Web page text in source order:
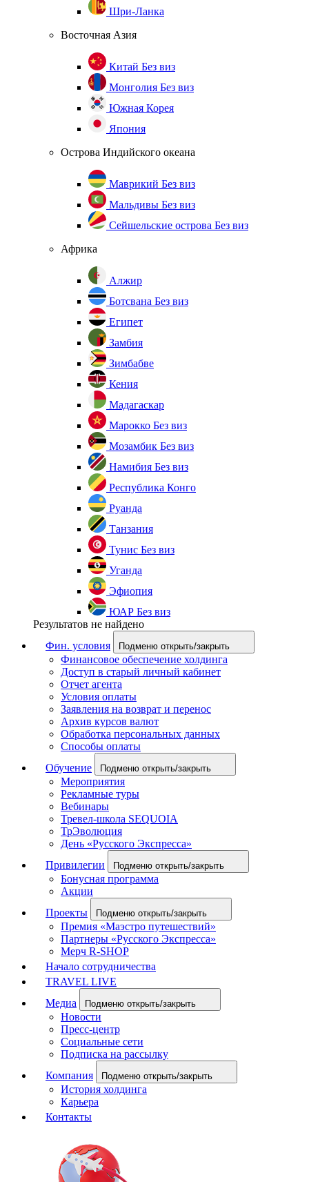
Шри-Ланка
Восточная Азия
Китай Без виз
Монголия Без виз
Южная Корея
Япония
Острова Индийского океана
Маврикий Без виз
Мальдивы Без виз
Сейшельские острова Без виз
Африка
Алжир
Ботсвана Без виз
Египет
Замбия
Зимбабве
Кения
Мадагаскар
Марокко Без виз
Мозамбик Без виз
Намибия Без виз
Республика Конго
Руанда
Танзания
Тунис Без виз
Уганда
Эфиопия
ЮАР Без виз
Результатов не найдено
Фин. условия
Подменю открыть/закрыть
Финансовое обеспечение холдинга
Доступ в старый личный кабинет
Отчет агента
Условия оплаты
Заявления на возврат и перенос
Архив курсов валют
Обработка персональных данных
Способы оплаты
Обучение
Подменю открыть/закрыть
Мероприятия
Рекламные туры
Вебинары
Тревел-школа SEQUOIA
ТрЭволюция
День «Русского Экспресса»
Привилегии
Подменю открыть/закрыть
Бонусная программа
Акции
Проекты
Подменю открыть/закрыть
Премия «Маэстро путешествий»
Партнеры «Русского Экспресса»
Мерч R-SHOP
Начало сотрудничества
TRAVEL LIVE
Медиа
Подменю открыть/закрыть
Новости
Пресс-центр
Социальные сети
Подписка на рассылку
Компания
Подменю открыть/закрыть
История холдинга
Карьера
Контакты